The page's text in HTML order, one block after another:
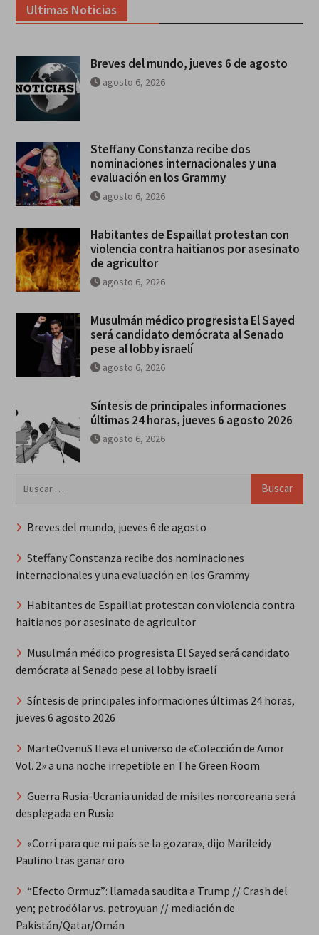
Ultimas Noticias
Breves del mundo, jueves 6 de agosto
agosto 6, 2026
Steffany Constanza recibe dos
nominaciones internacionales y una
evaluación en los Grammy
agosto 6, 2026
Habitantes de Espaillat protestan con
violencia contra haitianos por asesinato
de agricultor
agosto 6, 2026
Musulmán médico progresista El Sayed
será candidato demócrata al Senado
pese al lobby israelí
agosto 6, 2026
Síntesis de principales informaciones
últimas 24 horas, jueves 6 agosto 2026
agosto 6, 2026
Breves del mundo, jueves 6 de agosto
Steffany Constanza recibe dos nominaciones
internacionales y una evaluación en los Grammy
Habitantes de Espaillat protestan con violencia contra
haitianos por asesinato de agricultor
Musulmán médico progresista El Sayed será candidato
demócrata al Senado pese al lobby israelí
Síntesis de principales informaciones últimas 24 horas,
jueves 6 agosto 2026
MarteOvenuS lleva el universo de «Colección de Amor
Vol. 2» a una noche irrepetible en The Green Room
Guerra Rusia-Ucrania unidad de misiles norcoreana será
desplegada en Rusia
«Corrí para que mi país se la gozara», dijo Marileidy
Paulino tras ganar oro
“Efecto Ormuz”: llamada saudita a Trump // Crash del
yen; petrodólar vs. petroyuan // mediación de
Pakistán/Qatar/Omán